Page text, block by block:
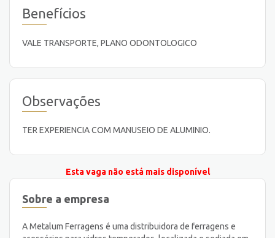
Benefícios
VALE TRANSPORTE, PLANO ODONTOLOGICO
Observações
TER EXPERIENCIA COM MANUSEIO DE ALUMINIO.
Esta vaga não está mais disponível
Sobre a empresa
A Metalum Ferragens é uma distribuidora de ferragens e